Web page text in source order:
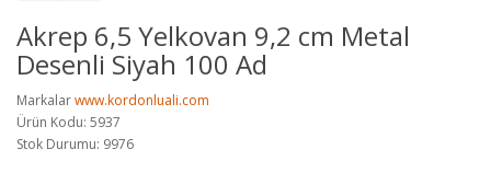
Akrep 6,5 Yelkovan 9,2 cm Metal
Desenli Siyah 100 Ad
Markalarwww.kordonluali.com
Ürün Kodu: 5937
Stok Durumu: 9976